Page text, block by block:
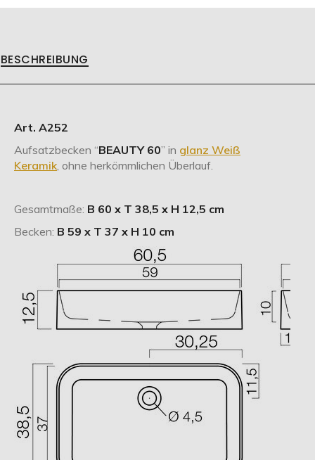
BESCHREIBUNG
Art. A252
Aufsatzbecken “BEAUTY 60” in glanz Weiß
Keramik , ohne herkömmlichen Überlauf.
Gesamtmaße: B 60 x T 38,5 x H 12,5 cm
Becken: B 59 x T 37 x H 10 cm